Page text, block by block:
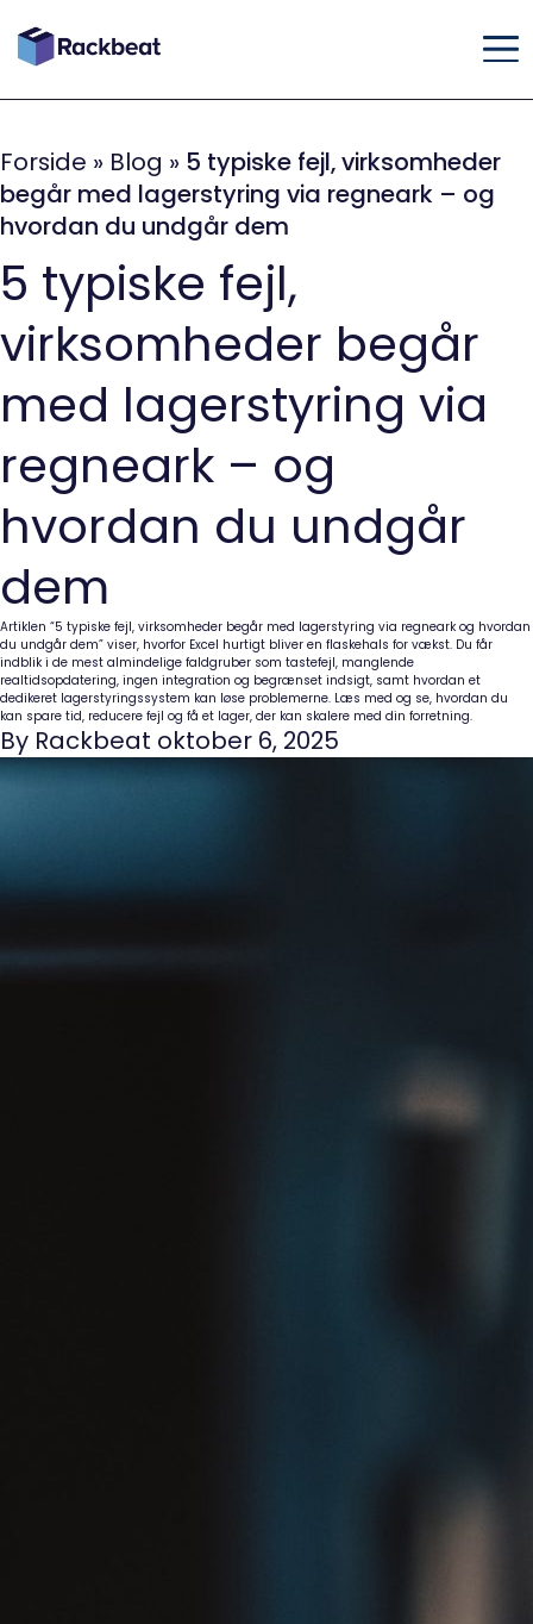
Forside » Blog » 5 typiske fejl, virksomheder
begår med lagerstyring via regneark – og
hvordan du undgår dem
5 typiske fejl,
virksomheder begår
med lagerstyring via
regneark – og
hvordan du undgår
dem
Artiklen “5 typiske fejl, virksomheder begår med lagerstyring via regneark og hvordan
du undgår dem” viser, hvorfor Excel hurtigt bliver en flaskehals for vækst. Du får
indblik i de mest almindelige faldgruber som tastefejl, manglende
realtidsopdatering, ingen integration og begrænset indsigt, samt hvordan et
dedikeret lagerstyringssystem kan løse problemerne. Læs med og se, hvordan du
kan spare tid, reducere fejl og få et lager, der kan skalere med din forretning.
By Rackbeat oktober 6, 2025